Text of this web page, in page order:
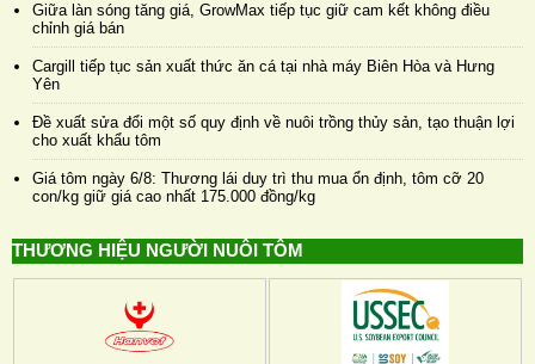
Giữa làn sóng tăng giá, GrowMax tiếp tục giữ cam kết không điều
chỉnh giá bán
Cargill tiếp tục sản xuất thức ăn cá tại nhà máy Biên Hòa và Hưng
Yên
Đề xuất sửa đổi một số quy định về nuôi trồng thủy sản, tạo thuận lợi
cho xuất khẩu tôm
Giá tôm ngày 6/8: Thương lái duy trì thu mua ổn định, tôm cỡ 20
con/kg giữ giá cao nhất 175.000 đồng/kg
THƯƠNG HIỆU NGƯỜI NUÔI TÔM